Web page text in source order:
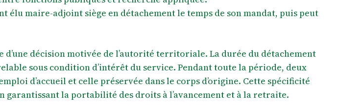
élu maire-adjoint siège en détachement le temps de son mandat, puis peut
d’une décision motivée de l’autorité territoriale. La durée du détachement
sous condition d’intérêt du service. Pendant toute la période, deux
d’accueil et celle préservée dans le corps d’origine. Cette spécificité
la portabilité des droits à l’avancement et à la retraite.